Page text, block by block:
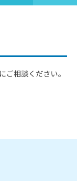
ご相談ください。